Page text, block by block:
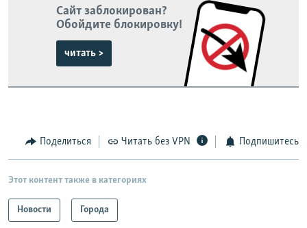
Сайт заблокирован?
Обойдите блокировку!
читать >
Поделиться Читать без VPN Подпишитесь
Этот контент также в категориях
Новости Города